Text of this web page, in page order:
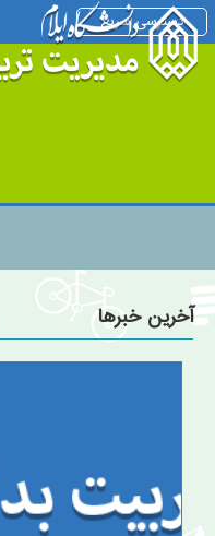
دسترسی سریع
آخرین خبرها